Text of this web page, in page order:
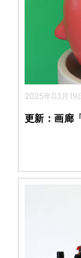
2025年03月19
更新：画廊